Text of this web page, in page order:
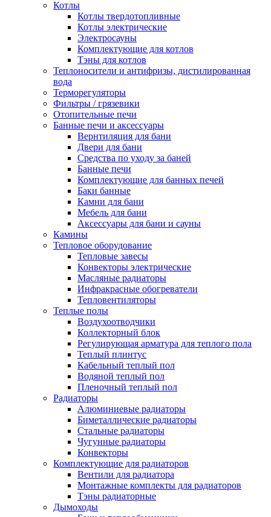
Котлы
Котлы твердотопливные
Котлы электрические
Электросауны
Комплектующие для котлов
Тэны для котлов
Теплоносители и антифризы, дистилированная
вода
Терморегуляторы
Фильтры / грязевики
Отопительные печи
Банные печи и аксессуары
Вернтиляция для бани
Двери для бани
Средства по уходу за баней
Банные печи
Комплектующие для банных печей
Баки банные
Камни для бани
Мебель для бани
Аксессуары для бани и сауны
Камины
Тепловое оборудование
Тепловые завесы
Конвекторы электрические
Масляные радиаторы
Инфракрасные обогреватели
Тепловентиляторы
Теплые полы
Воздухоотводчики
Коллекторный блок
Регулирующая арматура для теплого пола
Теплый плинтус
Кабельный теплый пол
Водяной теплый пол
Пленочный теплый пол
Радиаторы
Алюминиевые радиаторы
Биметаллические радиаторы
Стальные радиаторы
Чугунные радиаторы
Конвекторы
Комплектующие для радиаторов
Вентили для радиатора
Монтажные комплекты для радиаторов
Тэны радиаторные
Дымоходы